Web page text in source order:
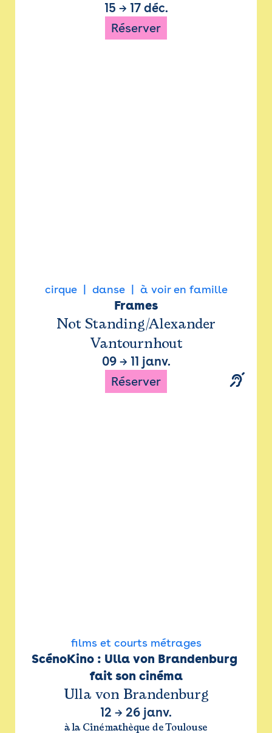
15 → 17 déc.
Réserver
cirque danse à voir en famille
Frames
Not Standing/Alexander
Vantournhout
09→ 11 janv.
Réserver
films et courts métrages
ScénoKino : Ulla von Brandenburg
fait son cinéma
Ulla von Brandenburg
12 → 26 janv.
à la Cinémathèque de Toulouse